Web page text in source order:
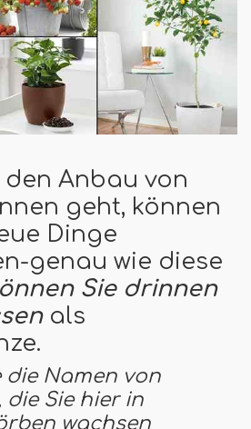
den Anbau von
geht, können
Dinge
genau wie diese
Sie drinnen
als
die Namen von
Sie hier in
wachsen